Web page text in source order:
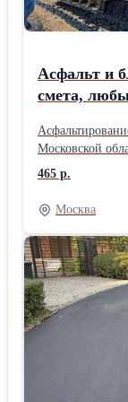
Насос НП43-2;
Асфальт и
смета,
Московской области. Компания ДСК
работает с
объектов:
тротуары и площадки. Делаем полный цикл
асфальта,
установку
основания и
специалиста и
собственный
и можем оперативно
любого объёма
территорий.
Цены
предложение
465 р.
Москва